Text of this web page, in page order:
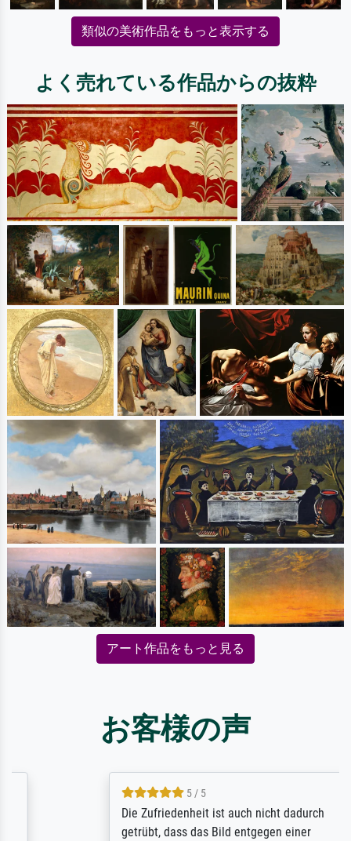
類似の美術作品をもっと表示する
よく売れている作品からの抜粋
アート作品をもっと見る
お客様の声
5 / 5
Die Zufriedenheit ist auch nicht dadurch
getrübt, dass das Bild entgegen einer